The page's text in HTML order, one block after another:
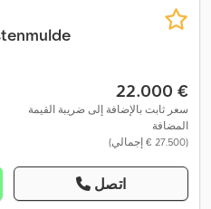
‏22.000 €
سعر ثابت بالإضافة إلى ضريبة القيمة
المضافة
(‏27.500 € إجمالي)
اتصل